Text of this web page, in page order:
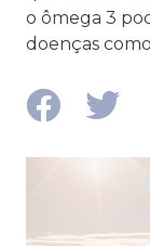
o ômega 3
doenças